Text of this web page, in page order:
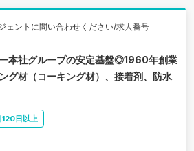
ェントに問い合わせください/求人番号
ー本社グループの安定基盤◎1960年創業
グ材（コーキング材）、接着剤、防水
日以上